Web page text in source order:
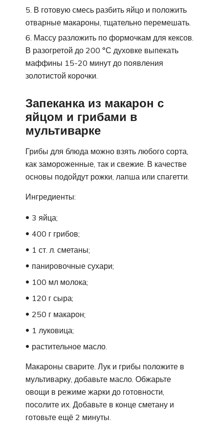
В готовую смесь разбить яйцо и положить
отварные макароны, тщательно перемешать.
Массу разложить по формочкам для кексов.
В разогретой до 200 °С духовке выпекать
маффины 15-20 минут до появления
золотистой корочки.
Запеканка из макарон с
яйцом и грибами в
мультиварке
Грибы для блюда можно взять любого сорта,
как замороженные, так и свежие. В качестве
основы подойдут рожки, лапша или спагетти.
Ингредиенты:
3 яйца;
400 г грибов;
1 ст. л. сметаны;
панировочные сухари;
100 мл молока;
120 г сыра;
250 г макарон;
1 луковица;
растительное масло.
Макароны сварите. Лук и грибы положите в
мультиварку, добавьте масло. Обжарьте
овощи в режиме жарки до готовности,
посолите их. Добавьте в конце сметану и
готовьте ещё 2 минуты.